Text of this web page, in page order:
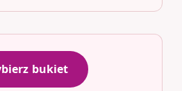
bukiet